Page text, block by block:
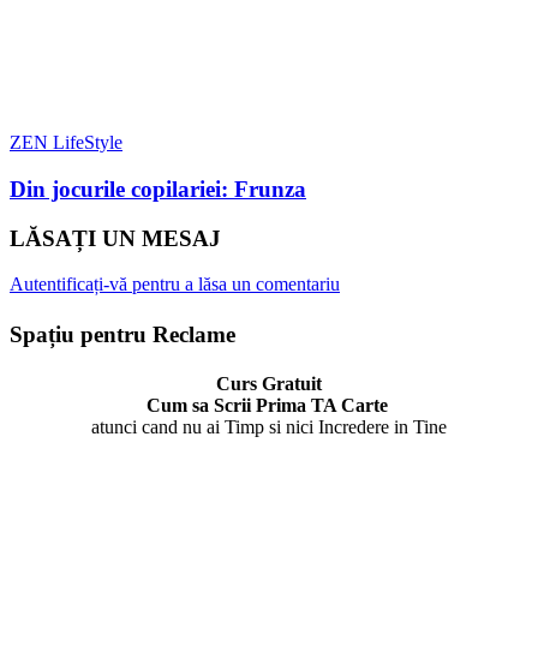
ZEN LifeStyle
Din jocurile copilariei: Frunza
LĂSAȚI UN MESAJ
Autentificați-vă pentru a lăsa un comentariu
Spațiu pentru Reclame
Curs Gratuit
Cum sa Scrii Prima TA Carte
atunci cand nu ai Timp si nici Incredere in Tine